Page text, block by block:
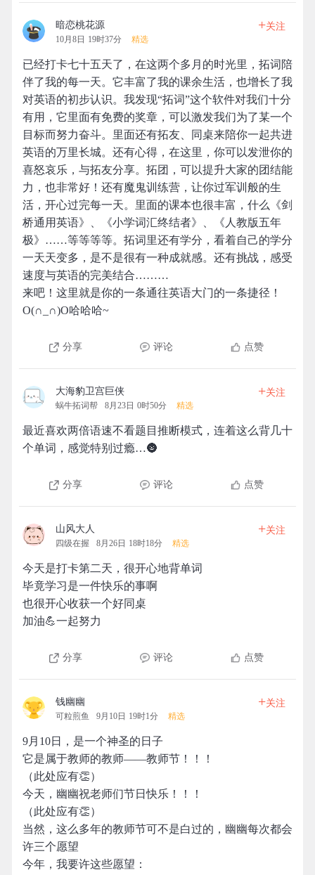
暗恋桃花源
10月8日 19时37分 精选
+关注
已经打卡七十五天了，在这两个多月的时光里，拓词陪
伴了我的每一天。它丰富了我的课余生活，也增长了我
对英语的初步认识。我发现“拓词”这个软件对我们十分
有用，它里面有免费的奖章，可以激发我们为了某一个
目标而努力奋斗。里面还有拓友、同桌来陪你一起共进
英语的万里长城。还有心得，在这里，你可以发泄你的
喜怒哀乐，与拓友分享。拓团，可以提升大家的团结能
力，也非常好！还有魔鬼训练营，让你过军训般的生
活，开心过完每一天。里面的课本也很丰富，什么《剑
桥通用英语》、《小学词汇终结者》、《人教版五年
极》……等等等等。拓词里还有学分，看着自己的学分
一天天变多，是不是很有一种成就感。还有挑战，感受
速度与英语的完美结合………
来吧！这里就是你的一条通往英语大门的一条捷径！
O(∩_∩)O哈哈哈~
分享 评论 点赞
大海豹卫宫巨侠
蜗牛拓词帮 8月23日 0时50分 精选
+关注
最近喜欢两倍语速不看题目推断模式，连着这么背几十
个单词，感觉特别过瘾…🌚
分享 评论 点赞
山风大人
四级在握 8月26日 18时18分 精选
+关注
今天是打卡第二天，很开心地背单词
毕竟学习是一件快乐的事啊
也很开心收获一个好同桌
加油💪一起努力
分享 评论 点赞
钱幽幽
可粒煎鱼 9月10日 19时1分 精选
+关注
9月10日，是一个神圣的日子
它是属于教师的教师——教师节！！！
（此处应有👏）
今天，幽幽祝老师们节日快乐！！！
（此处应有👏）
当然，这么多年的教师节可不是白过的，幽幽每次都会
许三个愿望
今年，我要许这些愿望：